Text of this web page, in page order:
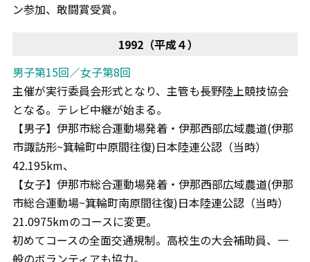
ン参加、敢闘賞受賞。
1992（平成４）
男子第15回／女子第8回
主催が実行委員会形式となり、主管も長野陸上競技協会
となる。テレビ中継が始まる。
【男子】伊那市総合運動場発着・伊那西部広域農道(伊那
市諏訪形~箕輪町中原間往復)日本陸連公認（当時）
42.195km、
【女子】伊那市総合運動場発着・伊那西部広域農道(伊那
市総合運動場~箕輪町南原間往復)日本陸連公認（当時）
21.0975kmのコースに変更。
初めてコースの全面交通規制。高校生の大会補助員、一
般のボランティアも協力。